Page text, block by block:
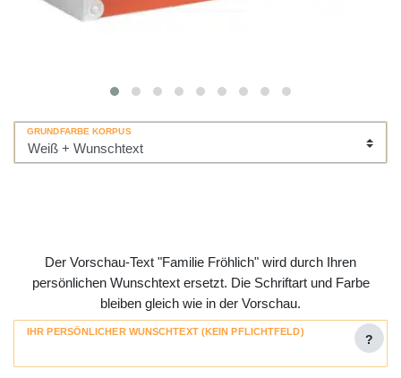
GRUNDFARBE KORPUS
Der Vorschau-Text "Familie Fröhlich" wird durch Ihren
persönlichen Wunschtext ersetzt. Die Schriftart und Farbe
bleiben gleich wie in der Vorschau.
IHR PERSÖNLICHER WUNSCHTEXT (KEIN PFLICHTFELD)
?